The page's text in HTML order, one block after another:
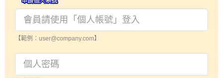
【範例：user@company.com】